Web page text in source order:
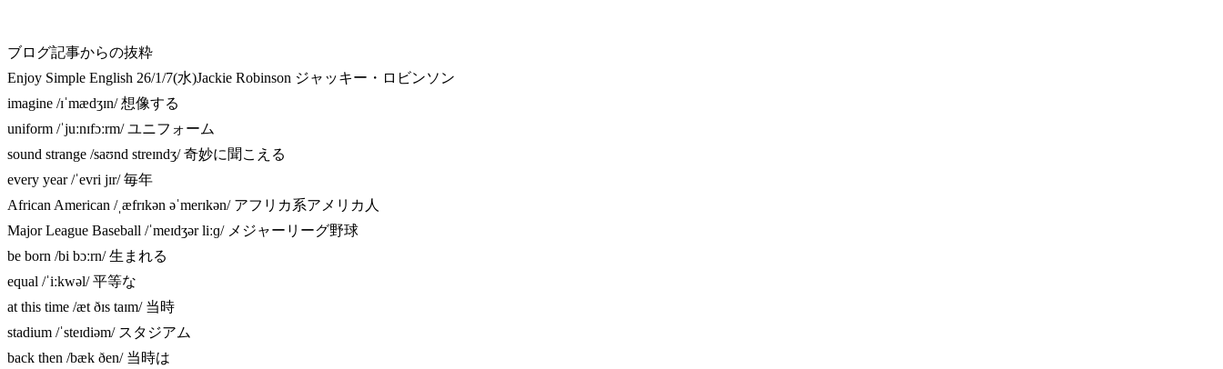
ブログ記事からの抜粋
Enjoy Simple English 26/1/7(水)Jackie Robinson ジャッキー・ロビンソン
imagine /ɪˈmædʒɪn/ 想像する
uniform /ˈjuːnɪfɔːrm/ ユニフォーム
sound strange /saʊnd streɪndʒ/ 奇妙に聞こえる
every year /ˈevri jɪr/ 毎年
African American /ˌæfrɪkən əˈmerɪkən/ アフリカ系アメリカ人
Major League Baseball /ˈmeɪdʒər liːɡ/ メジャーリーグ野球
be born /bi bɔːrn/ 生まれる
equal /ˈiːkwəl/ 平等な
at this time /æt ðɪs taɪm/ 当時
stadium /ˈsteɪdiəm/ スタジアム
back then /bæk ðen/ 当時は